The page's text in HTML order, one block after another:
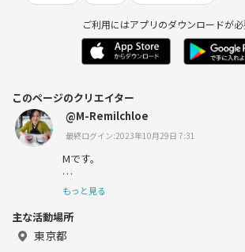
ご利用にはアプリのダウンロードが
このページのクリエイター
@M-Remilchloe
最終ログイン:2023年10月29日 7:31
Mです。
2020年10月23日生まれの息子がいます
都内在住です。
もっと見る
主な活動場所
東京都